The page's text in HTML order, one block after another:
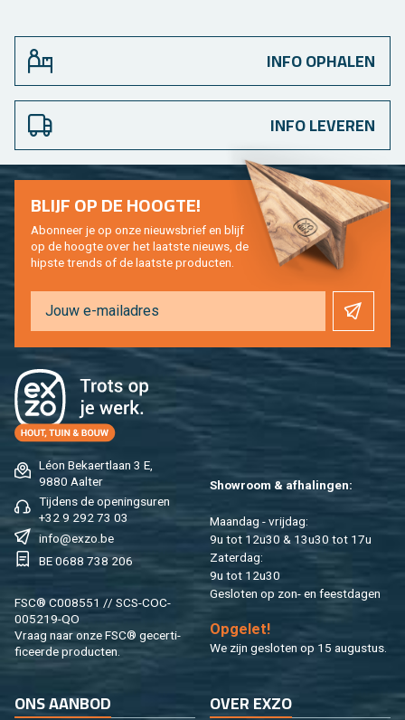
INFO OPHALEN
INFO LEVEREN
Léon Be­kaert­laan 3 E,
9880 Aal­ter
Tij­dens de ope­nings­uren
+32 9 292 73 03
info@​exzo.​be
BE 0688 738 206
FSC® C008551 // SCS-COC-
005219-QO
Vraag naar onze FSC® ge­cer­ti­
fi­ceer­de pro­duc­ten.
Show­room & af­ha­lin­gen:
Maan­dag - vrij­dag:
9u tot 12u30 & 13u30 tot 17u
Za­ter­dag:
9u tot 12u30
Ge­slo­ten op zon- en feest­da­gen
Op­ge­let!
We zijn ge­slo­ten op 15 au­gus­tus.
BLIJF OP DE HOOG­TE!
Abon­neer je op onze nieuws­brief en blijf
op de hoog­te over het laat­ste nieuws, de
hip­s­te trends of de laat­ste pro­duc­ten.
ONS AAN­BOD OVER EXZO